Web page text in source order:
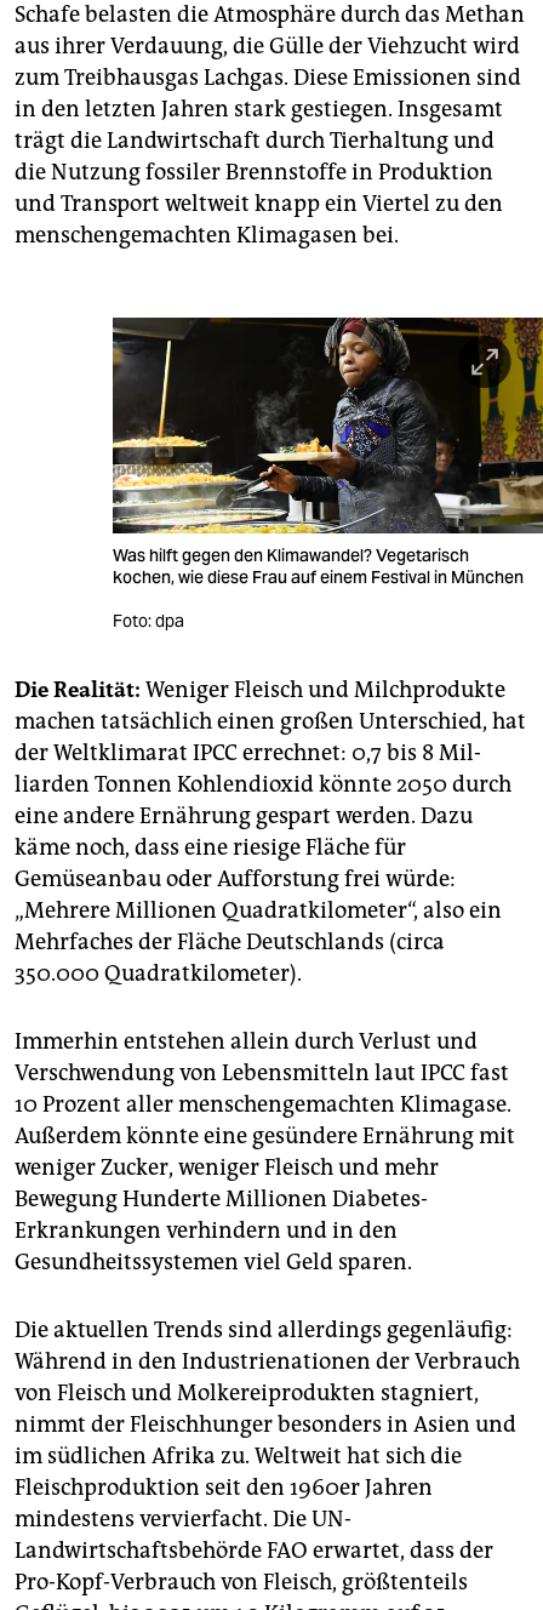
Schafe belasten die Atmosphäre durch das Methan
aus ihrer Verdauung, die Gülle der Viehzucht wird
zum Treibhausgas Lachgas. Diese Emissionen sind
in den letzten Jahren stark gestiegen. Insgesamt
trägt die Landwirtschaft durch Tierhaltung und
die Nutzung fossiler Brennstoffe in Produktion
und Transport weltweit knapp ein Viertel zu den
menschengemachten Klimagasen bei.
Was hilft gegen den Klimawandel? Vegetarisch
kochen, wie diese Frau auf einem Festival in München
Foto: dpa
Die Realität: Weniger Fleisch und Milchprodukte
machen tatsächlich ­einen großen Unterschied, hat
der Weltklimarat IPCC errechnet: 0,7 bis 8 Mil­
liarden Tonnen Kohlendioxid könnte 2050 durch
eine andere Ernährung gespart werden. Dazu
käme noch, dass eine riesige Fläche für
Gemüseanbau oder Aufforstung frei würde:
„Mehrere Millionen Quadratkilometer“, also ein
Mehrfaches der Fläche Deutschlands (circa
350.000 Quadratkilometer).
Immerhin entstehen allein durch Verlust und
Verschwendung von Lebensmitteln laut IPCC fast
10 Prozent aller menschengemachten Klimagase.
Außerdem könnte eine gesündere Ernährung mit
weniger Zucker, weniger Fleisch und mehr
Bewegung Hunderte Mil­lio­nen Diabetes-
Erkrankungen verhindern und in den
Gesundheitssystemen viel Geld sparen.
Die aktuellen Trends sind allerdings gegenläufig:
Während in den Industrienationen der Verbrauch
von Fleisch und Molkereiprodukten stagniert,
nimmt der Fleischhunger besonders in Asien und
im südlichen Afrika zu. Weltweit hat sich die
Fleischproduktion seit den 1960er Jahren
mindestens vervierfacht. Die UN-
Landwirtschaftsbehörde FAO erwartet, dass der
Pro-Kopf-Verbrauch von Fleisch, größtenteils